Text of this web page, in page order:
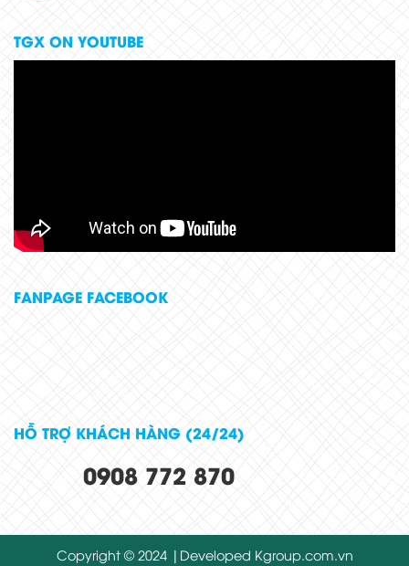
TGX ON YOUTUBE
FANPAGE FACEBOOK
HỖ TRỢ KHÁCH HÀNG (24/24)
0908 772 870
Copyright © 2024 |Developed Kgroup.com.vn